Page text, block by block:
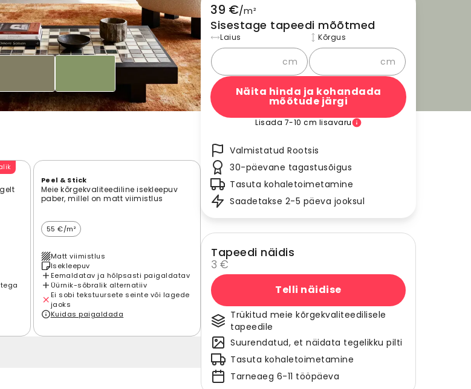
Peel & Stick
Meie kõrgekvaliteediline isekleepuv
paber, millel on matt viimistlus
55 €/m²
Matt viimistlus
Isekleepuv
Eemaldatav ja hõlpsasti paigaldatav
Üürnik-sõbralik alternatiiv
Ei sobi tekstuursete seinte või lagede
jaoks
Kuidas paigaldada
39 €/m²
Sisestage tapeedi mõõtmed
Laius
cm
Kõrgus
cm
Näita hinda ja kohandada
mõõtude järgi
Lisada 7-10 cm lisavaru
Valmistatud Rootsis
30-päevane tagastusõigus
Tasuta kohaletoimetamine
Saadetakse 2-5 päeva jooksul
Tapeedi näidis
3 €
Telli näidise
Trükitud meie kõrgekvaliteedilisele
tapeedile
Suurendatud, et näidata tegelikku pilti
Tasuta kohaletoimetamine
Tarneaeg 6-11 tööpäeva